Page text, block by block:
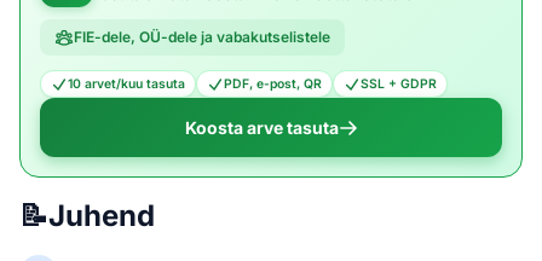
FIE-dele, OÜ-dele ja vabakutselistele
10 arvet/kuu tasuta PDF, e-post, QR SSL + GDPR
Koosta arve tasuta
📝Juhend